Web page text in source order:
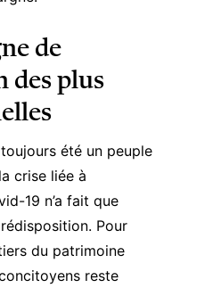
de
des plus
été un peuple
la crise liée à
19 n’a fait que
. Pour
du patrimoine
reste